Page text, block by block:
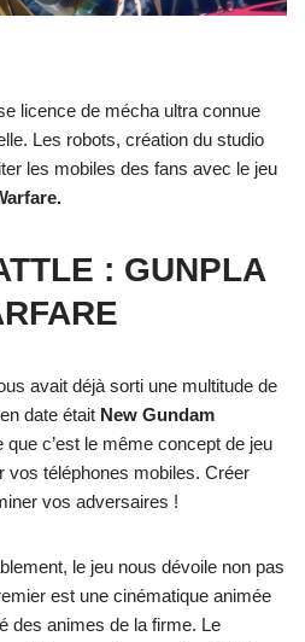
licence de mécha ultra connue
Les robots, création du studio
les mobiles des fans avec le jeu
: GUNPLA
avait déjà sorti une multitude de
date était New Gundam
que c’est le même concept de jeu
vos téléphones mobiles. Créer
vos adversaires !
le jeu nous dévoile non pas
est une cinématique animée
des animes de la firme. Le